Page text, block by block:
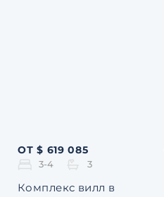
ОТ $ 619 085
3-4 3
Комплекс вилл в